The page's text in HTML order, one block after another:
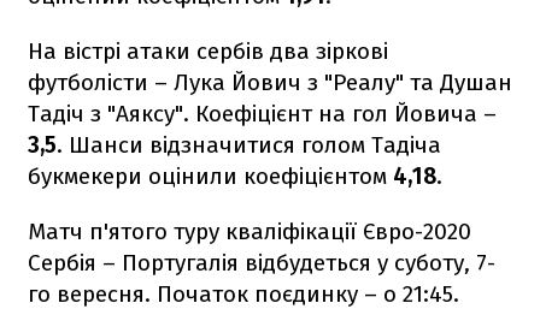
На вістрі атаки сербів два зіркові
футболісти – Лука Йович з "Реалу" та Душан
Тадіч з "Аяксу". Коефіцієнт на гол Йовича –
3,5. Шанси відзначитися голом Тадіча
букмекери оцінили коефіцієнтом 4,18.
Матч п'ятого туру кваліфікації Євро-2020
Сербія – Португалія відбудеться у суботу, 7-
го вересня. Початок поєдинку – о 21:45.